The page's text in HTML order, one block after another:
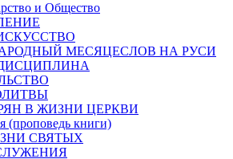
и Общество
МЕСЯЦЕСЛОВ НА РУСИ
В ЖИЗНИ ЦЕРКВИ
(проповедь книги)
СВЯТЫХ